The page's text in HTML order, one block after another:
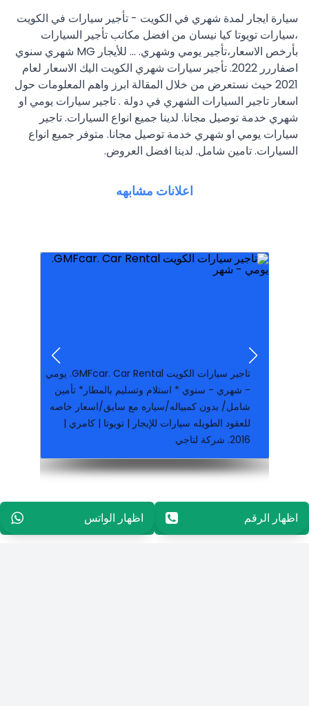
سيارة ايجار لمدة شهري في الكويت - تأجير سيارات في الكويت
،سيارات تويوتا كيا نيسان من افضل مكاتب تأجير السيارات
بأرخص الاسعار،تأجير يومي وشهري. ... للأيجار MG شهري سنوي
اصفاررر 2022. تأجير سيارات شهري الكويت اليك الاسعار لعام
2021 حيث نستعرض من خلال المقالة ابرز واهم المعلومات حول
اسعار تاجير السيارات الشهري في دولة . تاجير سيارات يومي او
شهري خدمة توصيل مجانا. لدينا جميع انواع السيارات. تاجير
سيارات يومي او شهري خدمة توصيل مجانا. متوفر جميع انواع
السيارات. تامين شامل. لدينا افضل العروض.
اعلانات مشابهه
مكتب تاجير بالكويت. توفر أسطول سيارات. جميع
طويلة المدى, عقود تأجير لفت
تاجير سيارات الكويت GMFcar. Car Rental. يومي
- شهري - سنوي * استلام وتسليم بالمطار* تأمين
شامل/ بدون كمبياله/سياره مع سايق/اسعار خاصه
للعقود الطويله سيارات للإيجار | تويوتا | كامري |
2016. شركة لتاجيلدينا افضل العروض. اضغط هنا للتفصيل. خدمة
اظهار الرقم96565594848 اظهار الواتس96565594848